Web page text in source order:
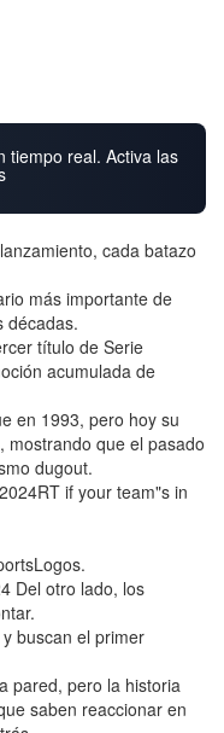
tiempo real. Activa las
cada batazo
más importante de
décadas.
título de Serie
acumulada de
en 1993, pero hoy su
mostrando que el pasado
dugout.
if your team"s in
Del otro lado, los
buscan el primer
pared, pero la historia
saben reaccionar en